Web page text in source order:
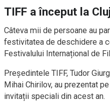
TIFF a început la
Câteva mii de persoane au
festivitatea de deschidere a
Festivalului Internațional de
Președintele TIFF, Tudor
Mihai Chirilov, au prezentat
invitații speciali din acest an.